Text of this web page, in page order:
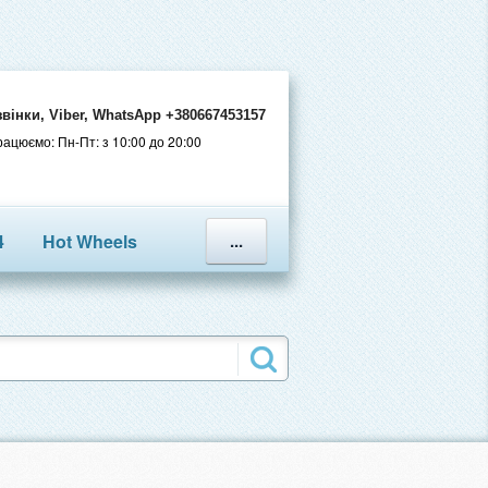
Viber, WhatsApp +380667453157
Пн-Пт: з 10:00 до 20:00
...
Hot Wheels